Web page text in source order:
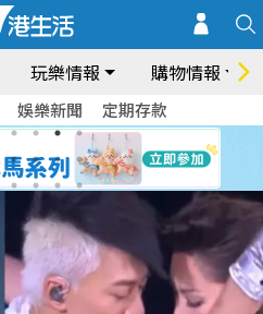
玩樂情報 購物情報
娛樂新聞 定期存款